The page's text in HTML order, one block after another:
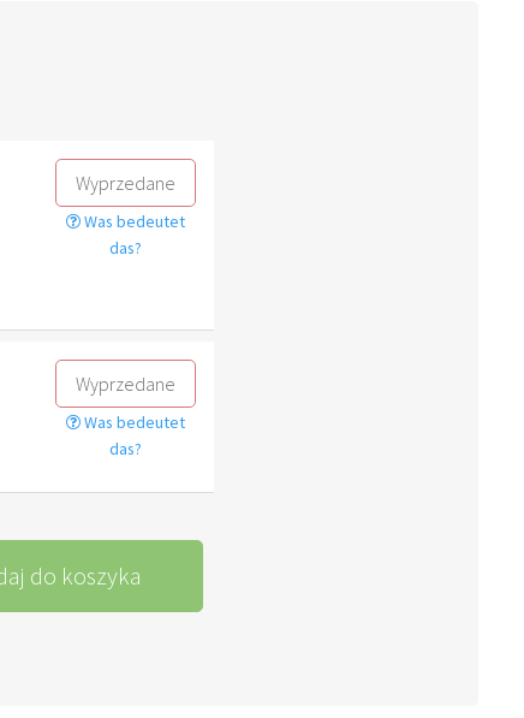
Wyprzedane
Was bedeutet
das?
Wyprzedane
Was bedeutet
das?
do koszyka